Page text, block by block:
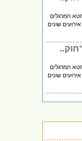
המרגלים
אירועים שונים
המרגלים
אירועים שונים